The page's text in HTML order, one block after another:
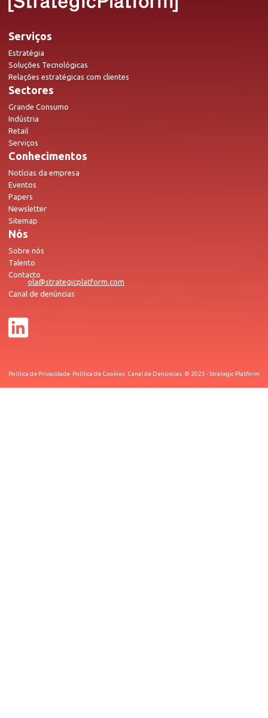
Serviços
Estratégia
Soluções Tecnológicas
Relações estratégicas com clientes
Sectores
Grande Consumo
Indústria
Retail
Serviços
Conhecimentos
Notícias da empresa
Eventos
Papers
Newsletter
Sitemap
Nós
Sobre nós
Talento
Contacto
ola@strategicplatform.com
Canal de denúncias
Política de Privacidade Política de Cookies Canal de Denúncias © 2025 - Strategic Platform